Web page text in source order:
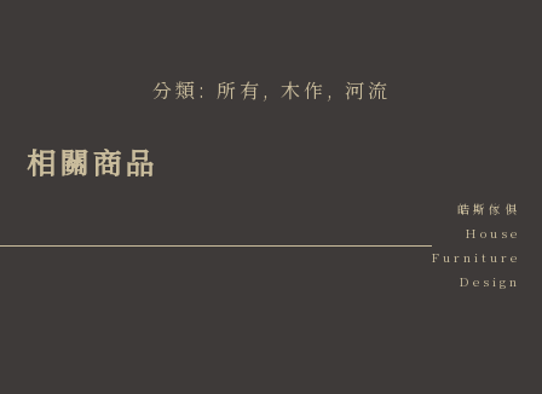
分類: 所有 , 木作 , 河流
相關商品
皓斯傢俱
House
Furniture
Design